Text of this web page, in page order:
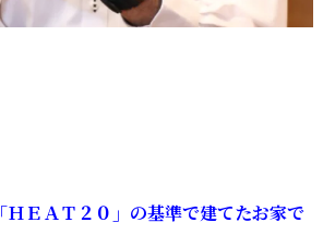
「ＨＥＡＴ２０」の基準で建てたお家で